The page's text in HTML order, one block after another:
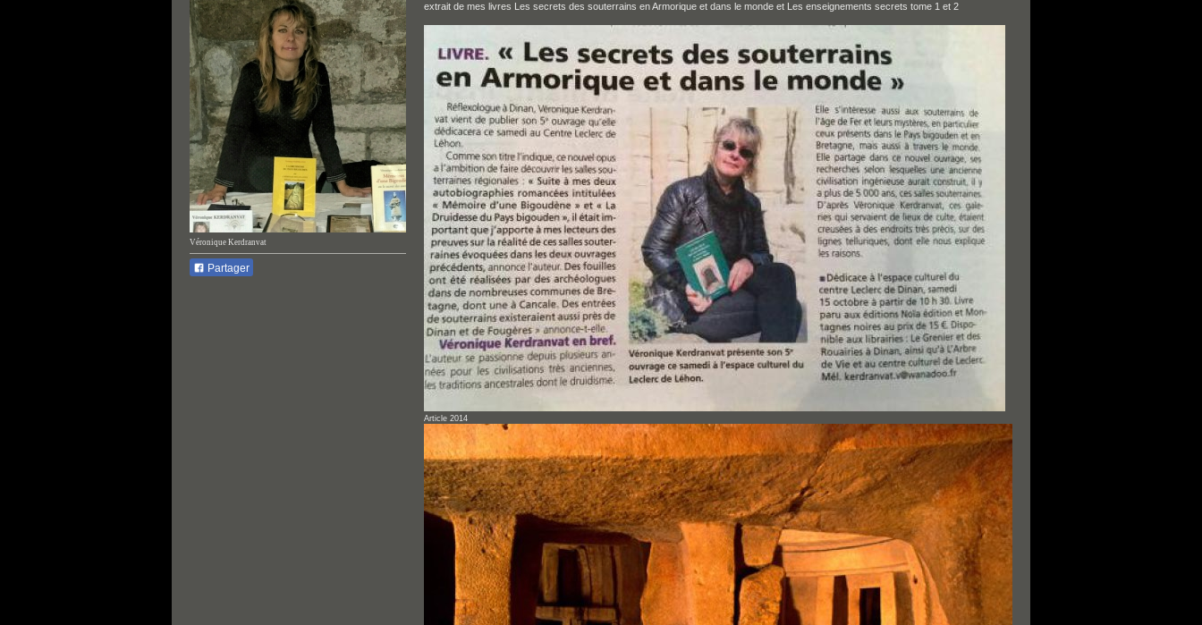
extrait de mes livres Les secrets des souterrains en Armorique et dans le monde et Les enseignements secrets tome 1 et 2
Article 2014
Véronique Kerdranvat
Partager